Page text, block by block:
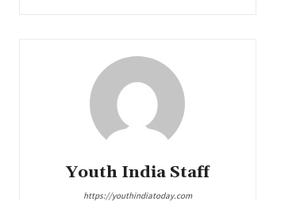
Youth India Staff
https://youthindiatoday.com